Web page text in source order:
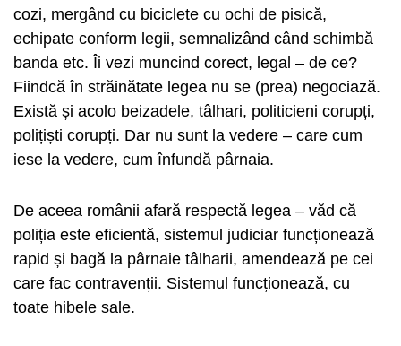
cozi, mergând cu biciclete cu ochi de pisică,
echipate conform legii, semnalizând când schimbă
banda etc. Îi vezi muncind corect, legal – de ce?
Fiindcă în străinătate legea nu se (prea) negociază.
Există și acolo beizadele, tâlhari, politicieni corupți,
polițiști corupți. Dar nu sunt la vedere – care cum
iese la vedere, cum înfundă pârnaia.
De aceea românii afară respectă legea – văd că
poliția este eficientă, sistemul judiciar funcționează
rapid și bagă la pârnaie tâlharii, amendează pe cei
care fac contravenții. Sistemul funcționează, cu
toate hibele sale.